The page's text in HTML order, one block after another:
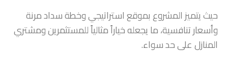
حيث يتميز المشروع بموقع استراتيجي وخطة سداد مرنة
وأسعار تنافسية، ما يجعله خياراً مثالياً للمستثمرين ومشتري
المنازل على حد سواء.